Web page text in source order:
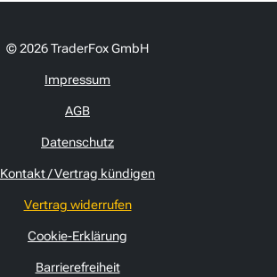
© 2026 TraderFox GmbH
Impressum
AGB
Datenschutz
Kontakt / Vertrag kündigen
Vertrag widerrufen
Cookie-Erklärung
Barrierefreiheit